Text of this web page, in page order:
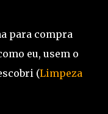
para compra
eu, usem o
(Limpeza